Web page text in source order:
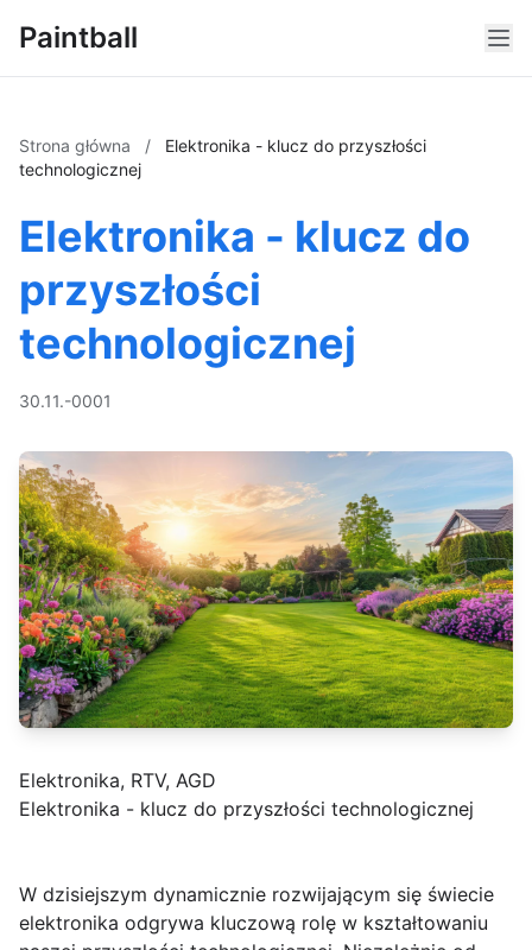
Paintball
Strona główna /
Elektronika - klucz do przyszłości
technologicznej
Elektronika - klucz do
przyszłości
technologicznej
30.11.-0001
Elektronika, RTV, AGD
Elektronika - klucz do przyszłości technologicznej
W dzisiejszym dynamicznie rozwijającym się świecie
elektronika odgrywa kluczową rolę w kształtowaniu